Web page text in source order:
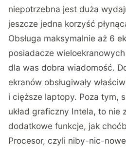
niepotrzebna jest duża
jeszcze jedna korzyść
Obsługa maksymalnie aż 6
posiadacze
dla was dobra wiadomość.
ekranów obsługiwały
i cięższe laptopy. Poza tym,
układ graficzny Intela, to nie
dodatkowe funkcje, jak
Procesor, czyli niby-nic-